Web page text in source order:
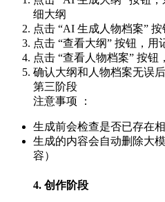
细大纲
点击 “AI 生成人物档案”
点击 “查看大纲” 按钮，用
点击 “查看人物档案” 按
确认大纲和人物档案无误
第三阶段
注意事项 ：
生成前会检查是否已存在
生成的内容会自动删除大
容）
4. 创作阶段